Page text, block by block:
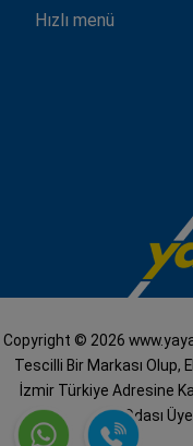
Hızlı menü
Copyright © 2026
Tescilli Bir Markası Olup,
İzmir Türkiye Adresine
Odası